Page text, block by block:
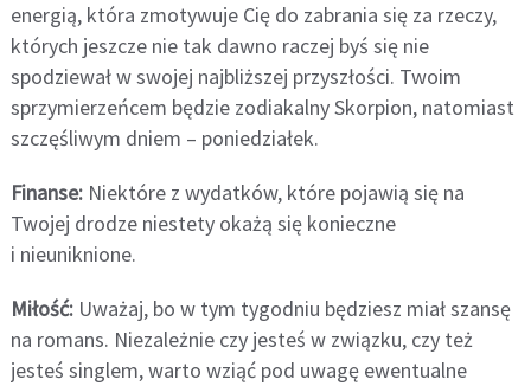
energią, która zmotywuje Cię do zabrania się za rzeczy,
których jeszcze nie tak dawno raczej byś się nie
spodziewał w swojej najbliższej przyszłości. Twoim
sprzymierzeńcem będzie zodiakalny Skorpion, natomiast
szczęśliwym dniem – poniedziałek.
Finanse:Niektóre z wydatków, które pojawią się na
Twojej drodze niestety okażą się konieczne
i nieuniknione.
Miłość:Uważaj, bo w tym tygodniu będziesz miał szansę
na romans. Niezależnie czy jesteś w związku, czy też
jesteś singlem, warto wziąć pod uwagę ewentualne